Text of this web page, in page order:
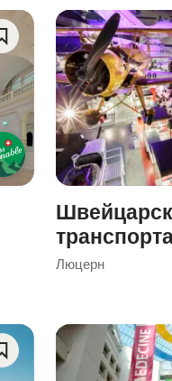
Save
As
Favorite
Люцерн